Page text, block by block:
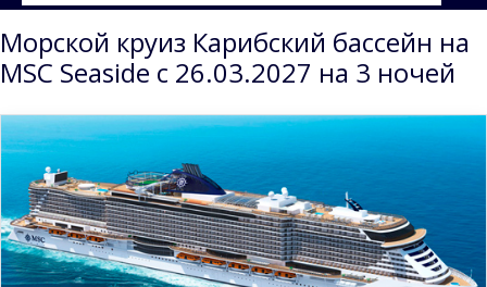
Морской круиз Карибский бассейн на
MSC Seaside с 26.03.2027 на 3 ночей